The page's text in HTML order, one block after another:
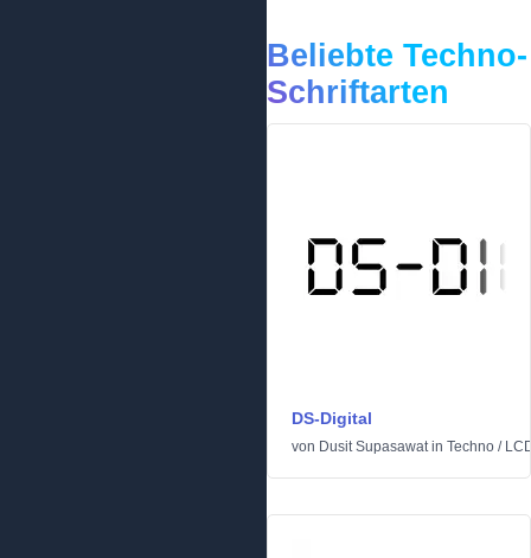
Beliebte Techno-
Schriftarten
DS-Digital
von Dusit Supasawatin Techno /